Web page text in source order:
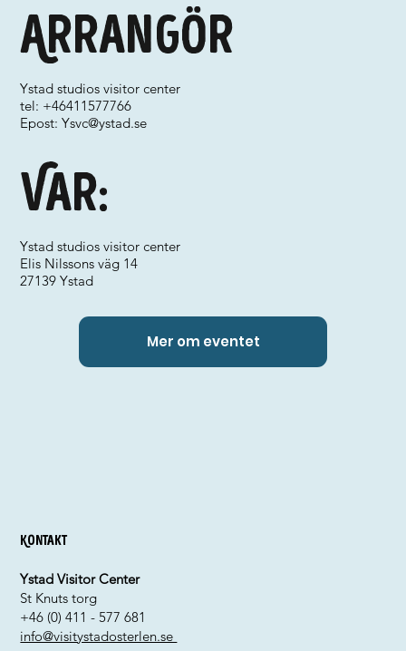
Var:
Arrangör
Ystad studios visitor center
tel: +46411577766
Epost:Ysvc@ystad.se
Ystad studios visitor center
Elis Nilssons väg 14
27139 Ystad
Mer om eventet
Kontakt
Ystad Visitor Center
St Knuts torg
+46 (0) 411 - 577 681
info@visitystadosterlen.se